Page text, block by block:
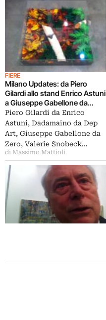
FIERE
Milano Updates: da Piero
Gilardi allo stand Enrico Astuni
a Giuseppe Gabellone da
Zero, ecco tutti gli acquisti a
Miart della Fondazione Fiera
Milano
Piero Gilardi da Enrico
Astuni, Dadamaino da Dep
Art, Giuseppe Gabellone da
Zero, Valerie Snobeck…
di Massimo Mattioli